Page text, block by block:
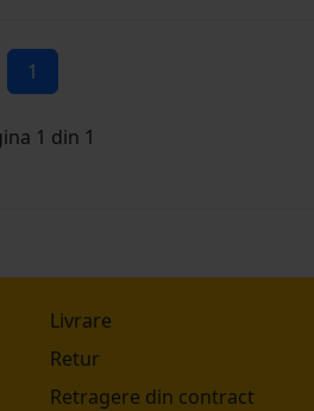
1
1 din 1
Livrare
Retur
Retragere din contract